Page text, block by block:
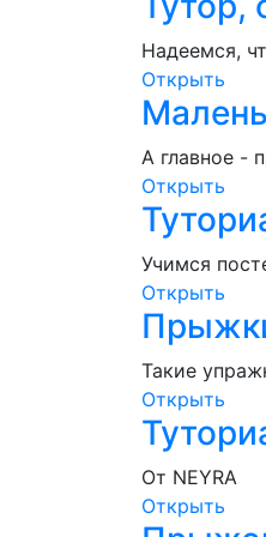
Надеемся,
Открыть
А главное -
Открыть
Учимся
Открыть
Такие
Открыть
От NEYRA
Открыть